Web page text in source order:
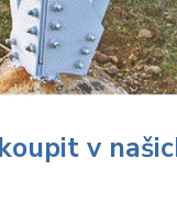
kapsy,
48-
v